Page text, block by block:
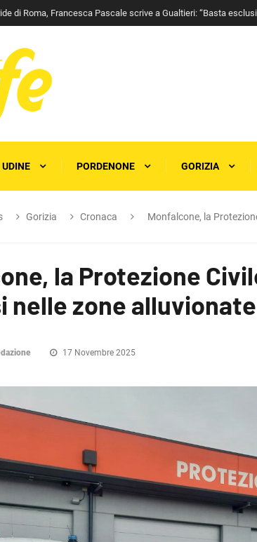
di Roma, Francesca Pascale scrive a Gualtieri: “Basta
UDINE PORDENONE GORIZIA
Gorizia Cronaca Monfalcone, la
la Protezione
nelle zone alluvionate
17 Novembre 2025